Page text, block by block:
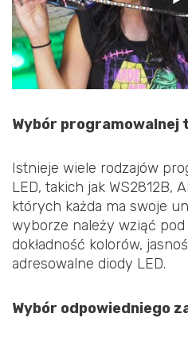
Wybór programowalnej
Istnieje wiele rodzajów
LED, takich jak WS2812B,
których każda ma swoje
wyborze należy wziąć
dokładność kolorów,
adresowalne diody LED.
Wybór odpowiedniego